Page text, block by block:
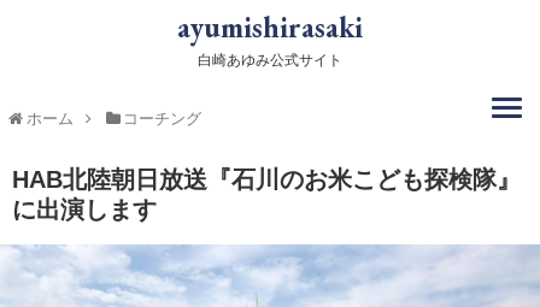
ayumishirasaki
白崎あゆみ公式サイト
ホーム コーチング
HAB北陸朝日放送『石川のお米こども探検隊』
に出演します